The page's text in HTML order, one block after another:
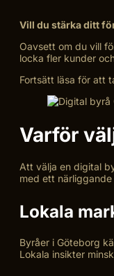
Vill du stärka ditt
Oavsett om du vill
locka fler kunder
Fortsätt läsa för att
Varför
Att välja en digital
med ett
Lokala
Byråer i Göteborg
Lokala insikter